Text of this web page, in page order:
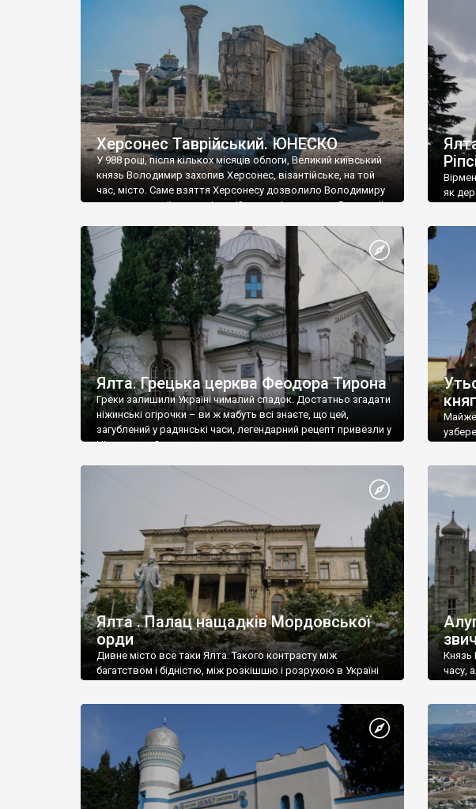
візантійської доби. Раритети викрадені з фондів об’єкту
культурної спадщини ЮНЕСКО «Херсонеса Таврійського».
Офіційно – на виставку «Золото Візантії», але експерти та
влада в Україні вважають це лише […]
легке
Херсонес Таврійський. ЮНЕСКО
У 988 році, після кількох місяців облоги, Великий київський
князь Володимир захопив Херсонес, візантійське, на той
час, місто. Саме взяття Херсонесу дозволило Володимиру
диктувати свої умови візантійському імператору Василю ІІ,
Херсонесі Володимир-язичник, став Василем-
християнином. А потім було Хрещення Русі. На честь
Херсонесу Таврійського названо місто […]
як
Ялта. Грецька церква Феодора Тирона
Греки залишили Україні чималий спадок. Достатньо згадати
ніжинські огірочки – ви ж мабуть всі знаєте, що цей,
загублений у радянські часи, легендарний рецепт привезли у
Ніжин греки?
Майже
Ялта . Палац нащадків Мордовської
орди
Дивне місто все таки Ялта. Такого контрасту між
багатством і бідністю, між розкішшю і розрухою в Україні
Князь
часу,